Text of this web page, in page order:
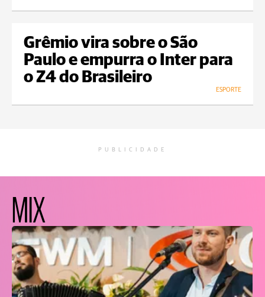
Grêmio vira sobre o São
Paulo e empurra o Inter para
o Z4 do Brasileiro
ESPORTE
PUBLICIDADE
MIX